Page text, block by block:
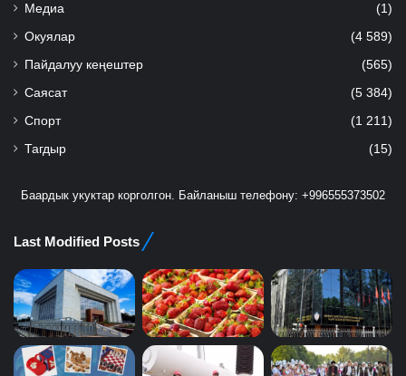
Медиа (1)
Окуялар (4 589)
Пайдалуу кеңештер (565)
Саясат (5 384)
Спорт (1 211)
Тагдыр (15)
Баардык укуктар корголгон. Байланыш телефону: +996555373502
Last Modified Posts